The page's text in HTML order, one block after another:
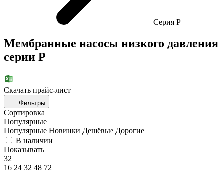
Cерия Р
Мембранные насосы низкого давления
серии Р
Скачать прайc-лист
Фильтры
Сортировка
Популярные
Популярные Новинки Дешёвые Дорогие
В наличии
Показывать
32
16 24 32 48 72